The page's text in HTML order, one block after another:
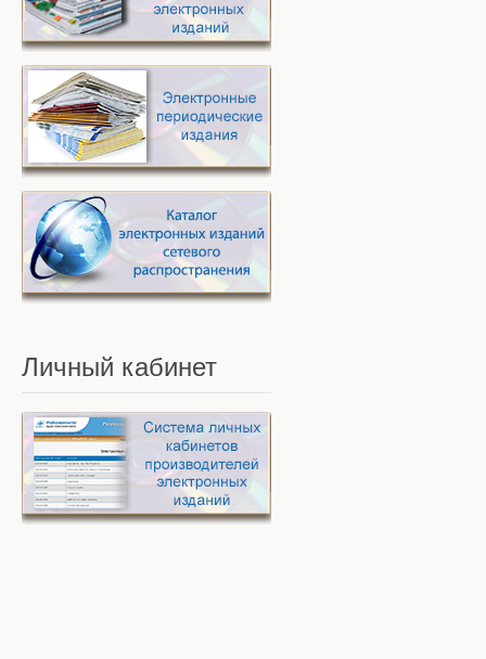
Личный кабинет